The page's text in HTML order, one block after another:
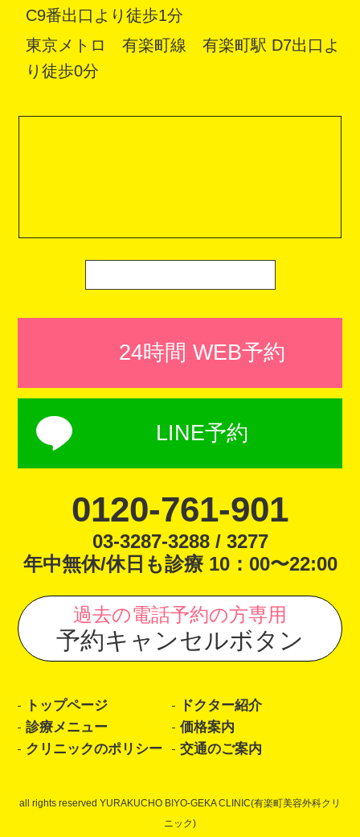
C9番出口より徒歩1分
東京メトロ 有楽町線 有楽町駅 D7出口よ
り徒歩0分
24時間 WEB予約
LINE予約
0120-761-901
03-3287-3288 / 3277
年中無休/休日も診療 10：00〜22:00
過去の電話予約の方専用
予約キャンセルボタン
トップページ
ドクター紹介
診療メニュー
価格案内
クリニックのポリシー
交通のご案内
all rights reserved YURAKUCHO BIYO-GEKA CLINIC(有楽町美容外科クリ
ニック)